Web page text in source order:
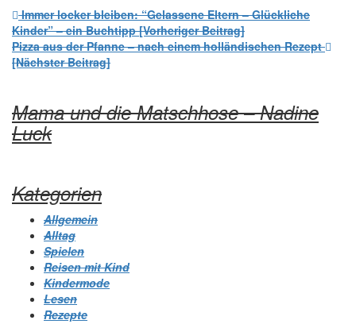
Beitrags-
Navigation
Immer locker bleiben: “Gelassene Eltern – Glückliche
Kinder” – ein Buchtipp [Vorheriger Beitrag]
Pizza aus der Pfanne – nach einem holländischen Rezept
[Nächster Beitrag]
Mama und die Matschhose – Nadine
Luck
Kategorien
Allgemein
Alltag
Spielen
Reisen mit Kind
Kindermode
Lesen
Rezepte